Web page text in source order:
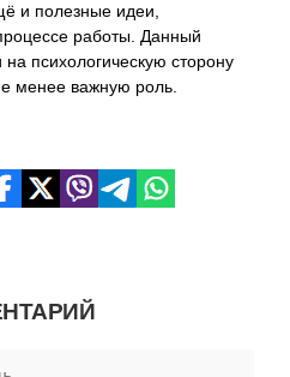
и полезные идеи,
работы. Данный
психологическую сторону
менее важную роль.